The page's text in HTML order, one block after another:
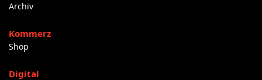
Archiv
Kommerz
Shop
Digital